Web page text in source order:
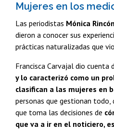
Mujeres en los
Las periodistas Mónica
dieron a conocer sus
prácticas naturalizadas que
Francisca Carvajal dio cuenta
y lo caracterizó como un
clasifican a las mujeres en
personas que gestionan
que toma las decisiones de
que va a ir en el noticiero,